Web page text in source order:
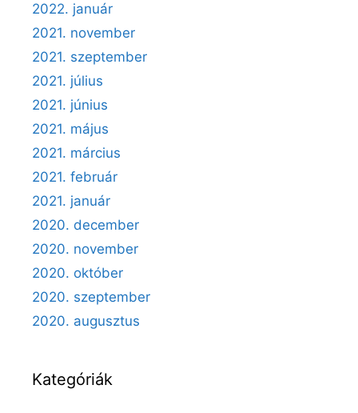
2022. január
2021. november
2021. szeptember
2021. július
2021. június
2021. május
2021. március
2021. február
2021. január
2020. december
2020. november
2020. október
2020. szeptember
2020. augusztus
Kategóriák